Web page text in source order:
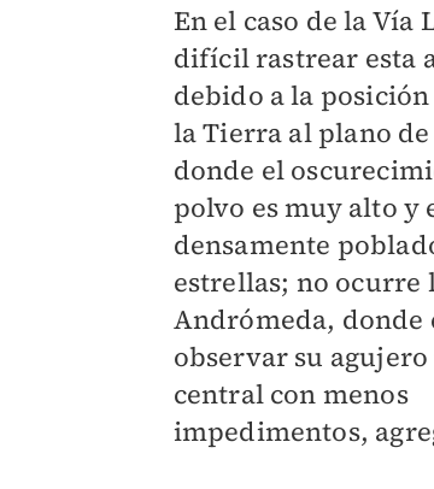
En el caso de la Vía
difícil rastrear esta
debido a la
la Tierra al plano
donde el
polvo es muy alto y
densamente
estrellas; no ocurre
Andrómeda, donde
observar su
central con menos
impedimentos,